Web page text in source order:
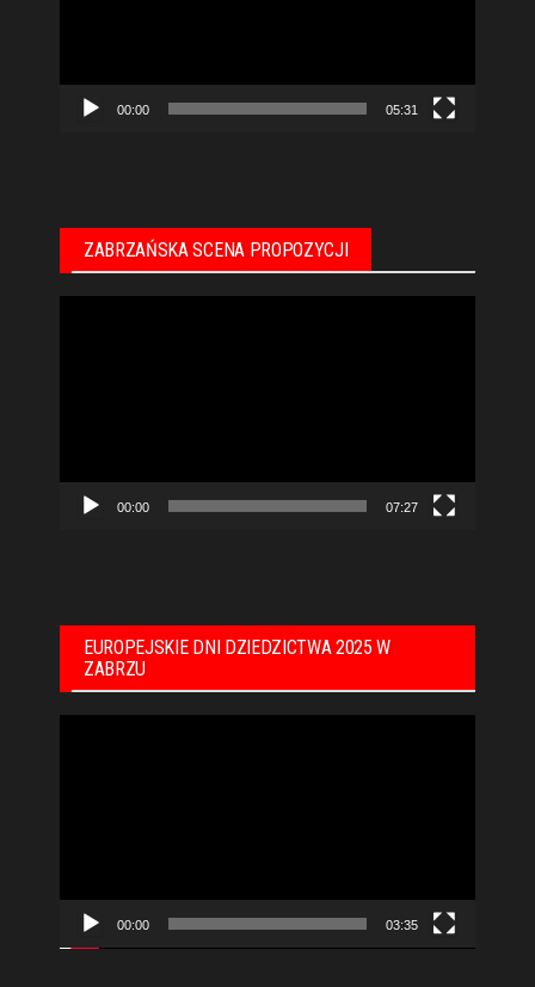
00:00 05:31
ZABRZAŃSKA SCENA PROPOZYCJI
00:00 07:27
EUROPEJSKIE DNI DZIEDZICTWA 2025 W
ZABRZU
00:00 03:35